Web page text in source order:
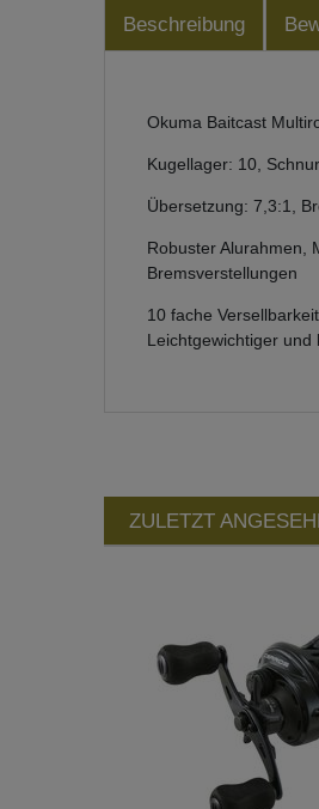
Beschreibung
Okuma Baitcast
Kugellager: 10,
Übersetzung: 7,3:1,
Robuster Alurahmen,
Bremsverstellungen
10 fache
Leichtgewichtiger und
ZULETZT